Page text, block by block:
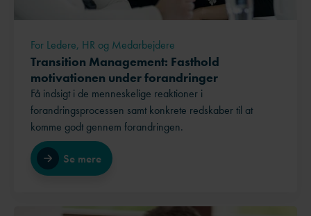
For Ledere, HR og Medarbejdere
Transition Management: Fasthold
motivationen under forandringer
Få indsigt i de menneskelige reaktioner i
forandringsprocessen samt konkrete redskaber til at
komme godt gennem forandringen.
Se mere